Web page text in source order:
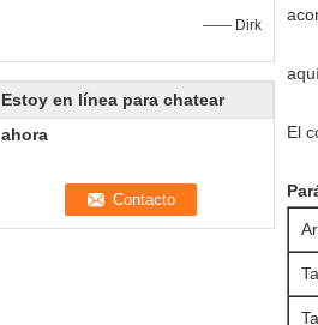
—— Dirk
Estoy en línea para chatear
ahora
El